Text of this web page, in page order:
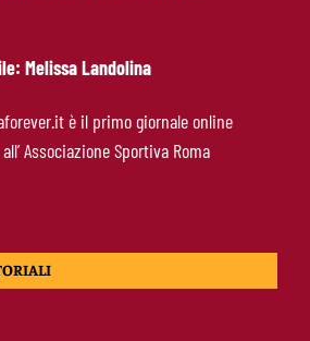
Endrick-Roma, spunta il prestito biennale:
l’affare passa dalla cessione di Soulé
Melissa Landolina
è il primo giornale online
Associazione Sportiva Roma